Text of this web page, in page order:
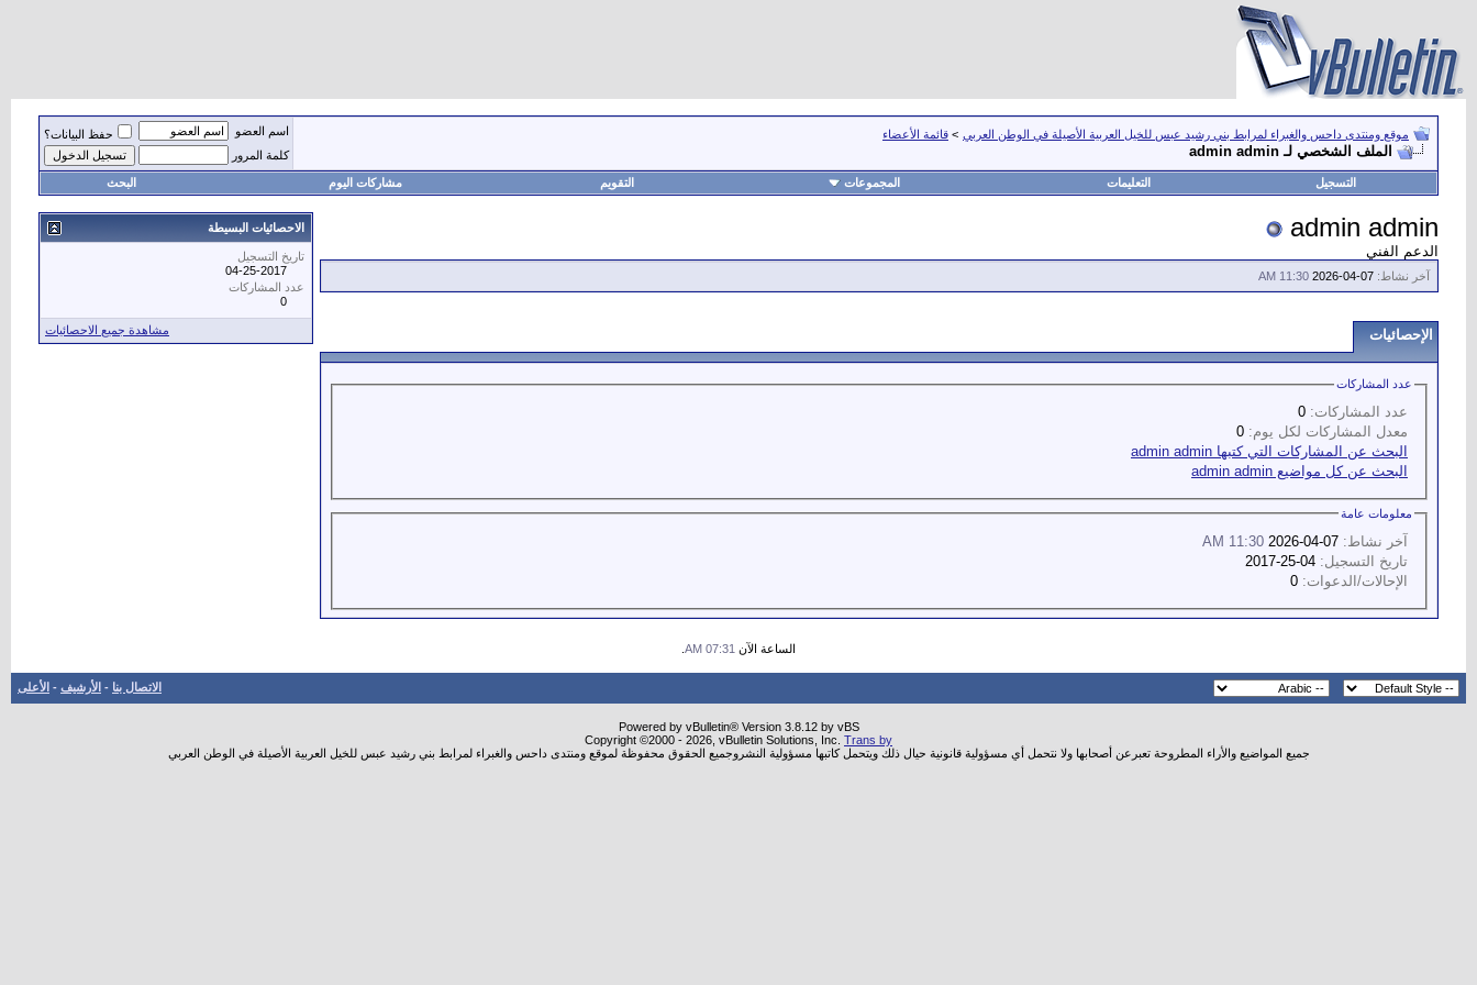
موقع ومنتدى داحس والغبراء لمرابط بني رشيد عبس للخيل العربية الأصيلة في الوطن العربي > قائمة الأعضاء
الملف الشخصي لـ admin admin
اسم العضو
حفظ البيانات؟
كلمة المرور
التسجيل التعليمات المجموعات التقويم مشاركات اليوم البحث
admin admin
الدعم الفني
آخر نشاط: 11:30 AM
الإحصائيات
عدد المشاركات
عدد المشاركات:
معدل المشاركات لكل يوم:
البحث عن المشاركات التي كتبها admin admin
البحث عن كل مواضيع admin admin
معلومات عامة
آخر نشاط:
11:30 AM
تاريخ التسجيل:
الإحالات/الدعوات:
الاحصائيات البسيطة
تاريخ التسجيل
04-25-2017
عدد المشاركات
0
مشاهدة جميع الاحصائيات
الساعة الآن 07:31 AM
الاتصال بنا - الأرشيف - الأعلى
Powered by vBulletin® Version 3.8.12 by vBS
Copyright ©2000 - 2026, vBulletin Solutions, Inc. Trans by
جميع المواضيع والأراء المطروحة تعبرعن أصحابها ولا نتحمل أي مسؤولية قانونية حيال ذلك ويتحمل كاتبها مسؤولية النشروجميع الحقوق محفوظة لموقع ومنتدى داحس والغبراء لمرابط بني رشيد عبس للخيل العربية الأصيلة في الوطن العربي